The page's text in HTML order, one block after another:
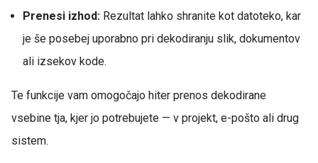
Prenesi izhod: Rezultat lahko shranite kot datoteko, kar
je še posebej uporabno pri dekodiranju slik, dokumentov
ali izsekov kode.
Te funkcije vam omogočajo hiter prenos dekodirane
vsebine tja, kjer jo potrebujete — v projekt, e-pošto ali drug
sistem.